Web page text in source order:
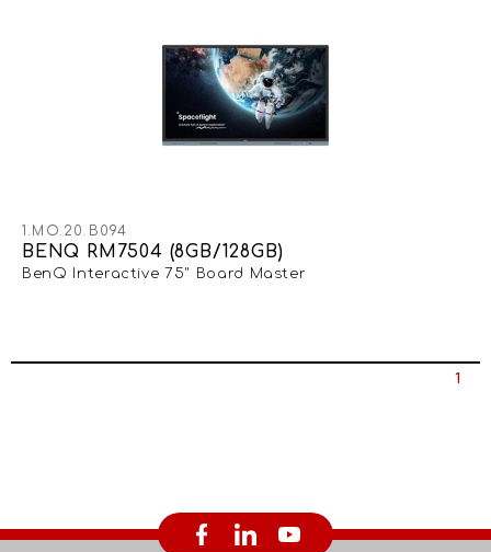
1.MO.20.B094
BENQ RM7504 (8GB/128GB)
BenQ Interactive 75" Board Master
1